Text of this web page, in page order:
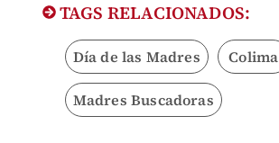
TAGS RELACIONADOS:
Día de las Madres Colima
Madres Buscadoras